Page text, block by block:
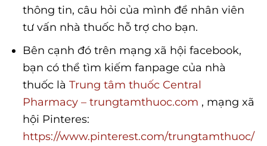
thông tin, câu hỏi của mình để nhân viên
tư vấn nhà thuốc hỗ trợ cho bạn.
Bên cạnh đó trên mạng xã hội facebook,
bạn có thể tìm kiếm fanpage của nhà
thuốc làTrung tâm thuốc Central
Pharmacy – trungtamthuoc.com , mạng xã
hội Pinteres:
https://www.pinterest.com/trungtamthuoc/